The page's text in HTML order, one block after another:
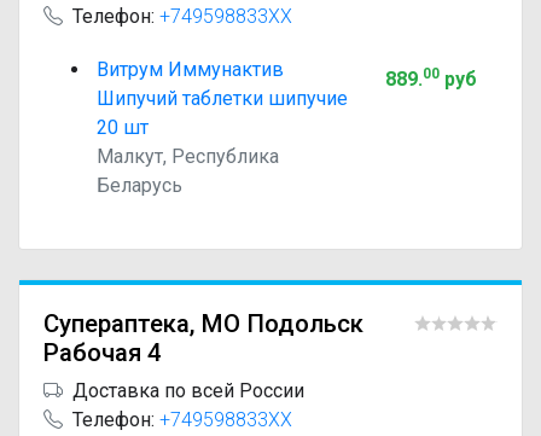
Телефон: +749598833XX
Витрум Иммунактив
Шипучий таблетки шипучие
20 шт
Малкут, Республика
Беларусь
889.00руб
Супераптека, МО Подольск
Рабочая 4
Доставка по всей России
Телефон: +749598833XX